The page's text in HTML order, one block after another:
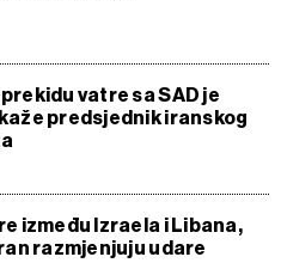
vatre sa SAD je
predsjednik iranskog
između Izraela i Libana,
razmjenjuju udare